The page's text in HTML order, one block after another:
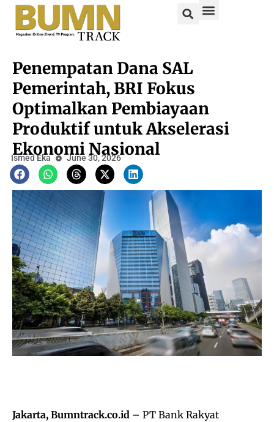
Penempatan Dana SAL
Pemerintah, BRI Fokus
Optimalkan Pembiayaan
Produktif untuk Akselerasi
Ekonomi Nasional
Ismed Eka June 30, 2026
Jakarta, Bumntrack.co.id – PT Bank Rakyat